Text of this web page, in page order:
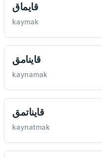
قايماق
kaymak
قاينامق
kaynamak
قايناتمق
kaynatmak